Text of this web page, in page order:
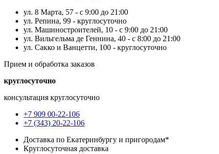
ул. 8 Марта, 57 - с 9:00 до 21:00
ул. Репина, 99 - круглосуточно
ул. Машиностроителей, 10 - с 9:00 до 21:00
ул. Вильгельма де Геннина, 40 - с 8:00 до 21:00
ул. Сакко и Ванцетти, 100 - круглосуточно
Прием и обработка заказов
круглосуточно
консультация круглосуточно
+7 909 00-22-106
+7 (343) 20-22-106
Доставка по Екатеринбургу и пригородам*
Круглосуточная доставка